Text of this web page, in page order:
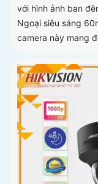
với hình ảnh ban
Ngoại siêu sáng
camera này mang